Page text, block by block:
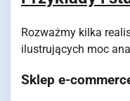
Rozważmy kilka
ilustrujących moc
Sklep e-